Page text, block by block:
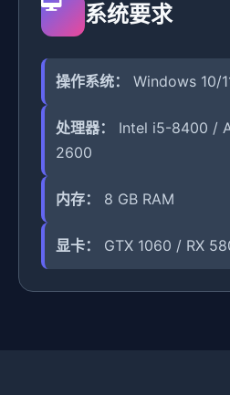
系统要求
操作系统： Windows 10/
处理器：
Intel i5-8400 /
2600
内存： 8 GB RAM
显卡： GTX 1060 / RX